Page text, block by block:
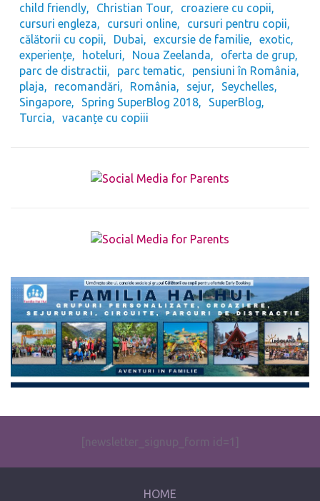
child friendly
Christian Tour
croaziere cu copii
cursuri engleza
cursuri online
cursuri pentru copii
călătorii cu copii
Dubai excursie de familie
exotic
experiențe
hoteluri Noua Zeelanda
oferta de grup
parc de distractii
parc tematic
pensiuni în România
plaja
recomandări România sejur
Seychelles
Singapore
Spring SuperBlog 2018
SuperBlog
Turcia
vacanțe cu copiii
The form you have selected does not exist.
[newsletter_signup_form id=1]
HOME